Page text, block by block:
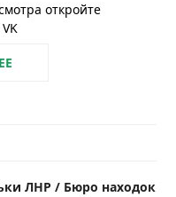
откройте
ЛНР / Бюро находок